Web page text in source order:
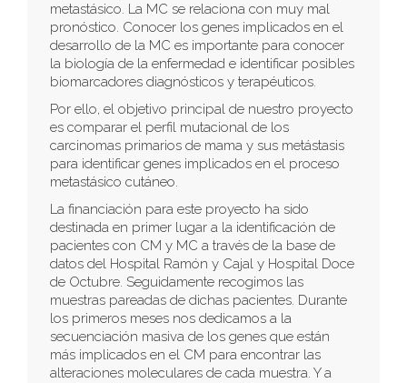
metastásico. La MC se relaciona con muy mal
pronóstico. Conocer los genes implicados en el
desarrollo de la MC es importante para conocer
la biología de la enfermedad e identificar posibles
biomarcadores diagnósticos y terapéuticos.
Por ello, el objetivo principal de nuestro proyecto
es comparar el perfil mutacional de los
carcinomas primarios de mama y sus metástasis
para identificar genes implicados en el proceso
metastásico cutáneo.
La financiación para este proyecto ha sido
destinada en primer lugar a la identificación de
pacientes con CM y MC a través de la base de
datos del Hospital Ramón y Cajal y Hospital Doce
de Octubre. Seguidamente recogimos las
muestras pareadas de dichas pacientes. Durante
los primeros meses nos dedicamos a la
secuenciación masiva de los genes que están
más implicados en el CM para encontrar las
alteraciones moleculares de cada muestra. Y a